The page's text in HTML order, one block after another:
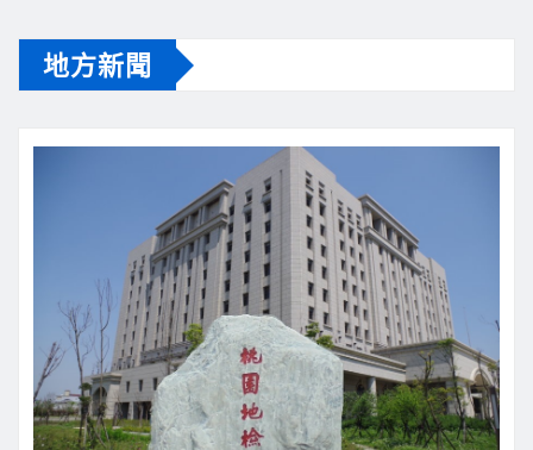
他益信託房屋及土地 符合條件也可適用自住稅率
新聞中心
8 月 8, 2026
地方新聞